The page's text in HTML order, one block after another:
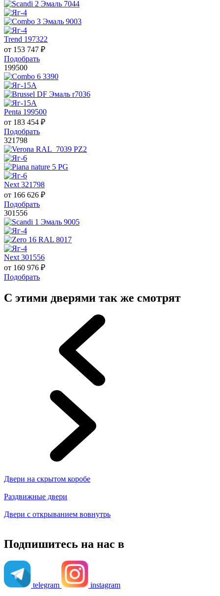
Trend 197322
от 153 747 ₽
Подобрать
199500
Penta 199500
от 183 454 ₽
Подобрать
321798
Next 321798
от 166 626 ₽
Подобрать
301556
Next 301556
от 160 976 ₽
Подобрать
С этими дверями так же смотрят
Двери на скрытом коробе
Раздвижные двери
Двери с открыванием вовнутрь
Подпишитесь на нас в
telegram instagram